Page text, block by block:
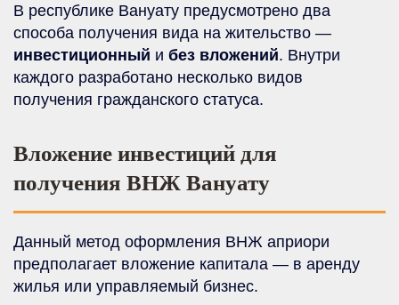
В республике Вануату предусмотрено два
способа получения вида на жительство —
инвестиционный и без вложений. Внутри
каждого разработано несколько видов
получения гражданского статуса.
Вложение инвестиций для
получения ВНЖ Вануату
Данный метод оформления ВНЖ априори
предполагает вложение капитала — в аренду
жилья или управляемый бизнес.